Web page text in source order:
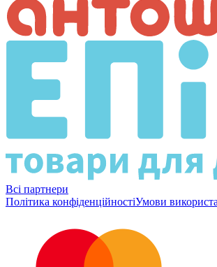
Всі партнери
Політика конфіденційностіУмови